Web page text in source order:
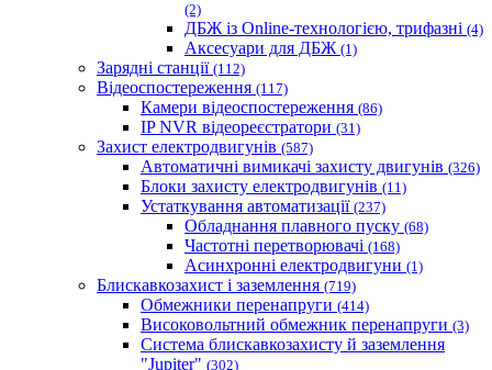
(2)
ДБЖ із Online-технологією, трифазні (4)
Аксесуари для ДБЖ (1)
Зарядні станції (112)
Відеоспостереження (117)
Камери відеоспостереження (86)
IP NVR відеореєстратори (31)
Захист електродвигунів (587)
Автоматичні вимикачі захисту двигунів (326)
Блоки захисту електродвигунів (11)
Устаткування автоматизації (237)
Обладнання плавного пуску (68)
Частотні перетворювачі (168)
Асинхронні електродвигуни (1)
Блискавкозахист і заземлення (719)
Обмежники перенапруги (414)
Високовольтний обмежник перенапруги (3)
Система блискавкозахисту й заземлення
"Jupiter" (302)